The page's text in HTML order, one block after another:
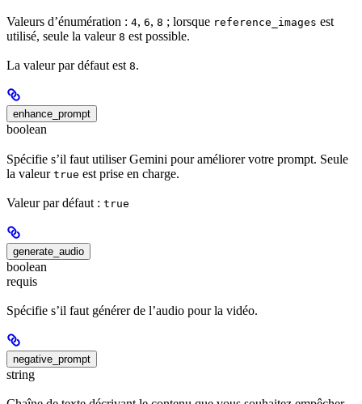
Valeurs d’énumération : 4, 6, 8 ; lorsque reference_images est
utilisé, seule la valeur 8 est possible.
La valeur par défaut est 8.
enhance_prompt
boolean
Spécifie s’il faut utiliser Gemini pour améliorer votre prompt. Seule
la valeur true est prise en charge.
Valeur par défaut : true
generate_audio
boolean
requis
Spécifie s’il faut générer de l’audio pour la vidéo.
negative_prompt
string